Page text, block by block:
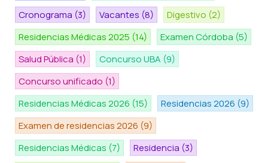
Cronograma (3) Vacantes (8) Digestivo (2)
Residencias Médicas 2025 (14) Examen Córdoba (5)
Salud Pública (1) Concurso UBA (9)
Concurso unificado (1)
Residencias Médicas 2026 (15) Residencias 2026 (9)
Examen de residencias 2026 (9)
Residencias Médicas (7) Residencia (3)